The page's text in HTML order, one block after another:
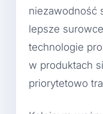
niezawodność
lepsze
technologie
w produktach
priorytetowo